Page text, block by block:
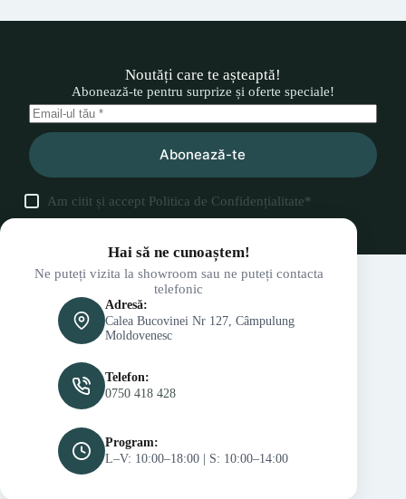
Noutăți care te așteaptă!
Abonează-te pentru surprize și oferte speciale!
Abonează-te
Am citit și accept Politica de Confidențialitate*
Hai să ne cunoaștem!
Ne puteți vizita la showroom sau ne puteți contacta
telefonic
Adresă:
Calea Bucovinei Nr 127, Câmpulung
Moldovenesc
Telefon:
0750 418 428
Program:
L–V: 10:00–18:00 | S: 10:00–14:00